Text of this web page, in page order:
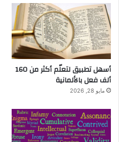
أسهل تطبيق لتعلّم أكثر من 160
ألف فعل بالألمانية
مايو 28, 2026